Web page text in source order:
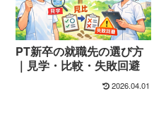
PT新卒の就職先の選び方
｜見学・比較・失敗回避
2026.04.01